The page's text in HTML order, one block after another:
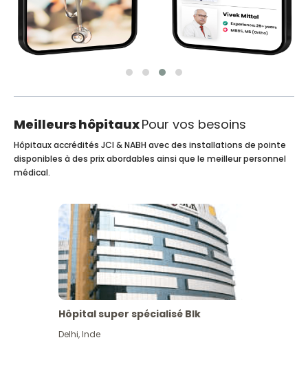
Meilleurs hôpitauxPour vos besoins
Hôpitaux accrédités JCI & NABH avec des installations de pointe
disponibles à des prix abordables ainsi que le meilleur personnel
médical.
Hôpital super spécialisé Blk
Delhi,Inde